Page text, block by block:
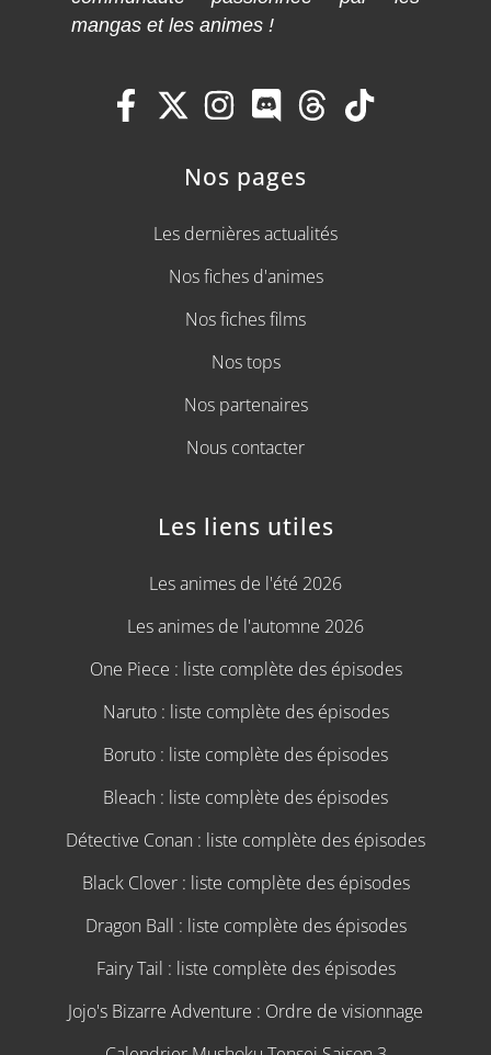
mangas et les animes !
Nos pages
Les dernières actualités
Nos fiches d'animes
Nos fiches films
Nos tops
Nos partenaires
Nous contacter
Les liens utiles
Les animes de l'été 2026
Les animes de l'automne 2026
One Piece : liste complète des épisodes
Naruto : liste complète des épisodes
Boruto : liste complète des épisodes
Bleach : liste complète des épisodes
Détective Conan : liste complète des épisodes
Black Clover : liste complète des épisodes
Dragon Ball : liste complète des épisodes
Fairy Tail : liste complète des épisodes
Jojo's Bizarre Adventure : Ordre de visionnage